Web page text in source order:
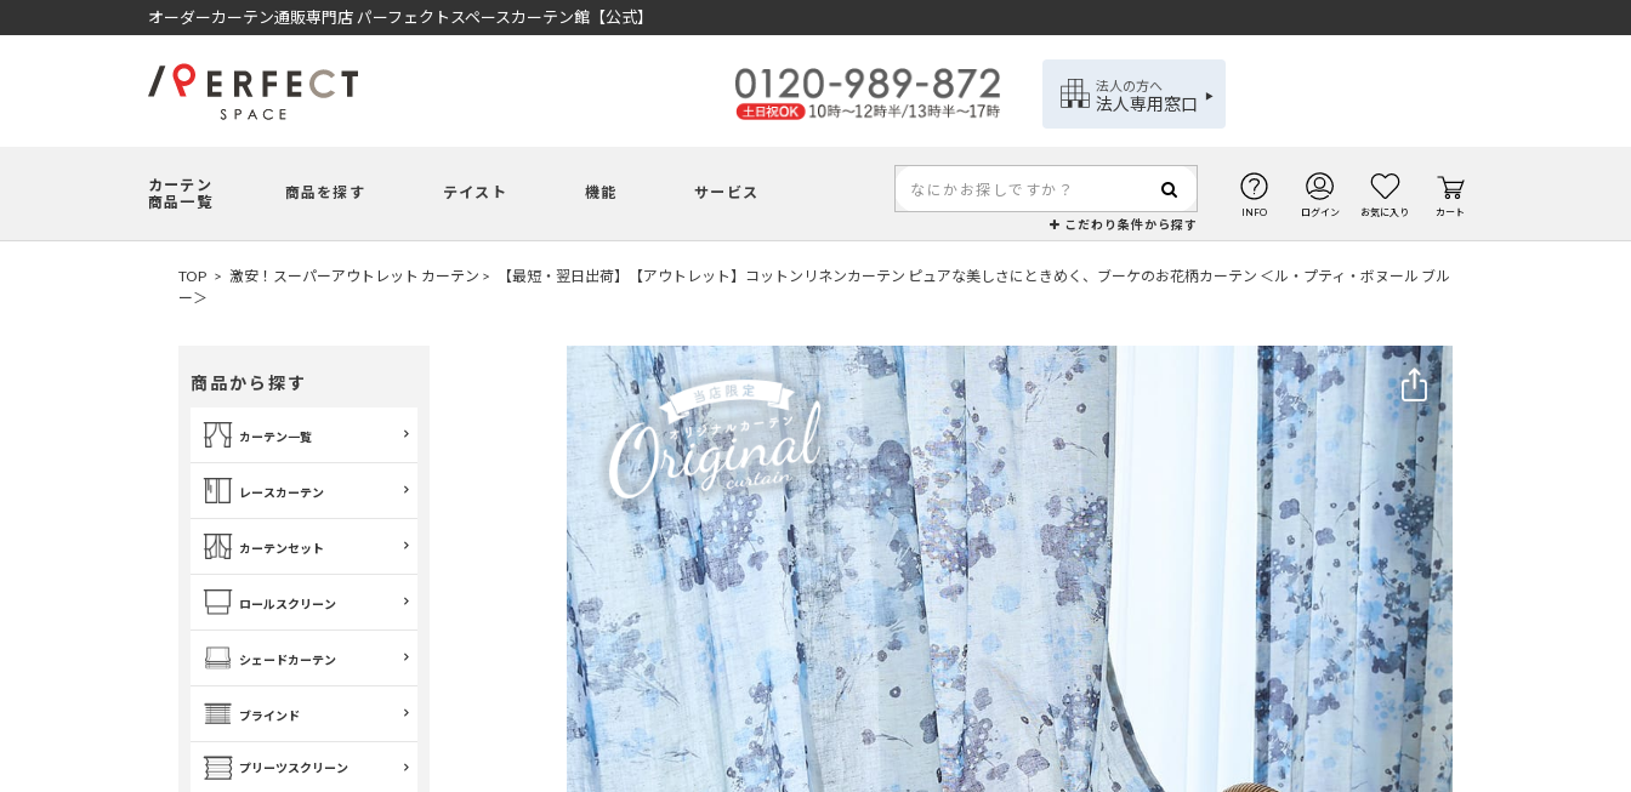
オーダーカーテン通販専門店 パーフェクトスペースカーテン館【公式】
法人の方へ
法人専用窓口
カーテン
商品一覧
商品を探す テイスト 機能 サービス
こだわり条件から探す
INFO ログイン お気に入り カート
TOP 激安！スーパーアウトレット カーテン
【最短・翌日出荷】【アウトレット】コットンリネンカーテン ピュアな美しさにときめく、ブーケのお花柄カーテン ＜ル・プティ・ボヌール ブル
ー＞
商品から探す
カーテン一覧
レースカーテン
カーテンセット
ロールスクリーン
シェードカーテン
ブラインド
プリーツスクリーン